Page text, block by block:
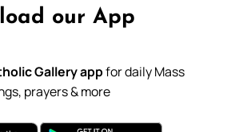
our App
Gallery appfor daily Mass
prayers & more